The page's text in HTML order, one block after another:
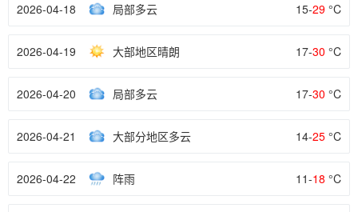
2026-04-18 局部多云 15-29 °C
2026-04-19 大部地区晴朗 17-30 °C
2026-04-20 局部多云 17-30 °C
2026-04-21 大部分地区多云 14-25 °C
2026-04-22 阵雨 11-18 °C